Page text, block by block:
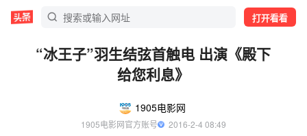
打开看看
“冰王子”羽生结弦首触电 出演《殿下
给您利息》
1905电影网
1905电影网官方账号
  2016-2-4 08:49